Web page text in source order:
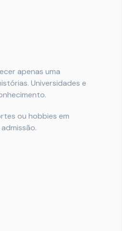
apenas uma
Universidades e
ou hobbies em